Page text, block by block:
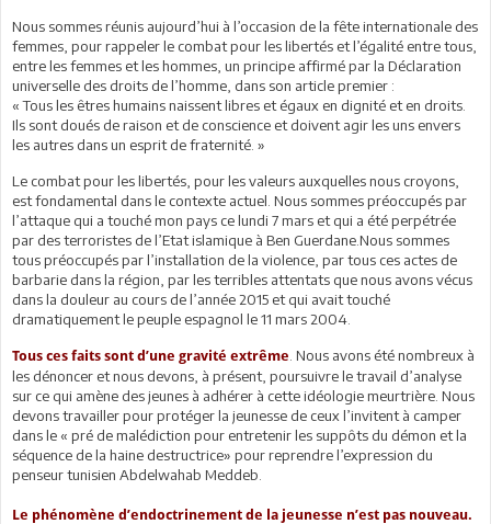
Nous sommes réunis aujourd’hui à l’occasion de la fête internationale des
femmes, pour rappeler le combat pour les libertés et l’égalité entre tous,
entre les femmes et les hommes, un principe affirmé par la Déclaration
universelle des droits de l’homme, dans son article premier :
« Tous les êtres humains naissent libres et égaux en dignité et en droits.
Ils sont doués de raison et de conscience et doivent agir les uns envers
les autres dans un esprit de fraternité. »
Le combat pour les libertés, pour les valeurs auxquelles nous croyons,
est fondamental dans le contexte actuel. Nous sommes préoccupés par
l’attaque qui a touché mon pays ce lundi 7 mars et qui a été perpétrée
par des terroristes de l’Etat islamique à Ben Guerdane.Nous sommes
tous préoccupés par l’installation de la violence, par tous ces actes de
barbarie dans la région, par les terribles attentats que nous avons vécus
dans la douleur au cours de l’année 2015 et qui avait touché
dramatiquement le peuple espagnol le 11 mars 2004.
Tous ces faits sont d’une gravité extrême . Nous avons été nombreux à
les dénoncer et nous devons, à présent, poursuivre le travail d’analyse
sur ce qui amène des jeunes à adhérer à cette idéologie meurtrière. Nous
devons travailler pour protéger la jeunesse de ceux l’invitent à camper
dans le « pré de malédiction pour entretenir les suppôts du démon et la
séquence de la haine destructrice» pour reprendre l’expression du
penseur tunisien Abdelwahab Meddeb.
Le phénomène d’endoctrinement de la jeunesse n’est pas nouveau.